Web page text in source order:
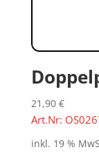
21,90 €
Art.Nr:
inkl. 19 %